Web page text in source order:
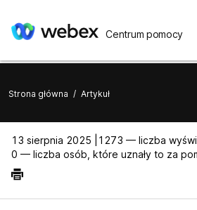
Centrum pomocy
Strona główna / Artykuł
13 sierpnia 2025 |
1273 — liczba
0 — liczba osób, które uznały to za